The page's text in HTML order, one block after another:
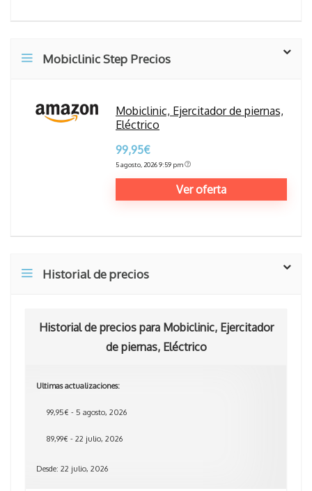
Mobiclinic Step Precios
Mobiclinic, Ejercitador de piernas,
Eléctrico
99,95€
5 agosto, 2026 9:59 pm
Ver oferta
Historial de precios
Historial de precios para Mobiclinic, Ejercitador
de piernas, Eléctrico
Ultimas actualizaciones:
99,95€ - 5 agosto, 2026
89,99€ - 22 julio, 2026
Desde: 22 julio, 2026